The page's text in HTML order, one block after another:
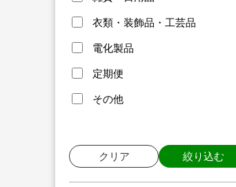
衣類・装飾品・工芸品
電化製品
定期便
その他
クリア 絞り込む